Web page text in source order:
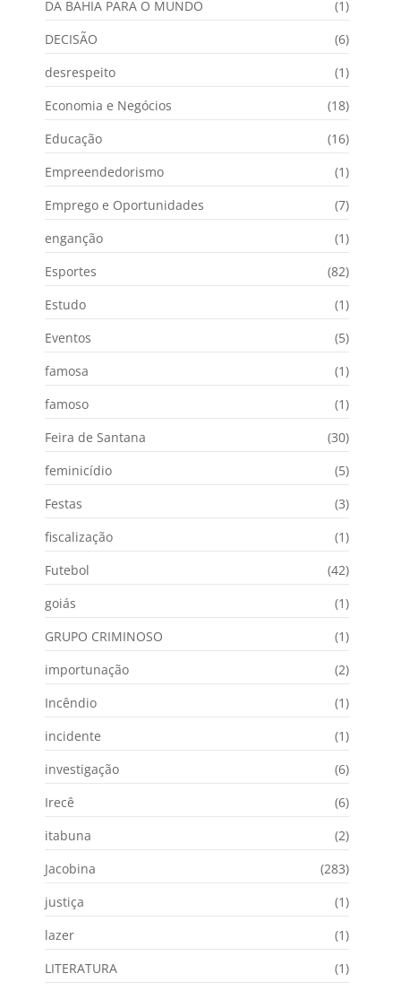
DA BAHIA PARA O MUNDO
(1)
DECISÃO
(6)
desrespeito
(1)
Economia e Negócios
(18)
Educação
(16)
Empreendedorismo
(1)
Emprego e Oportunidades
(7)
enganção
(1)
Esportes
(82)
Estudo
(1)
Eventos
(5)
famosa
(1)
famoso
(1)
Feira de Santana
(30)
feminicídio
(5)
Festas
(3)
fiscalização
(1)
Futebol
(42)
goiás
(1)
GRUPO CRIMINOSO
(1)
importunação
(2)
Incêndio
(1)
incidente
(1)
investigação
(6)
Irecê
(6)
itabuna
(2)
Jacobina
(283)
justiça
(1)
lazer
(1)
LITERATURA
(1)